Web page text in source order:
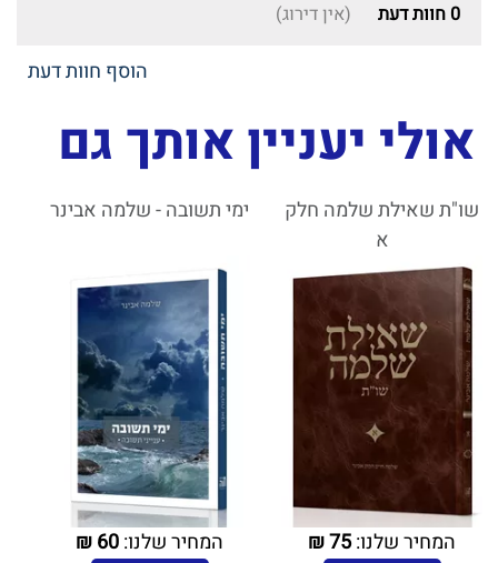
0 חוות דעת (אין דירוג)
הוסף חוות דעת
אולי יעניין אותך גם
שו"ת שאילת שלמה חלק
א
המחיר שלנו:75
₪
ימי תשובה - שלמה אבינר
המחיר שלנו:60
₪